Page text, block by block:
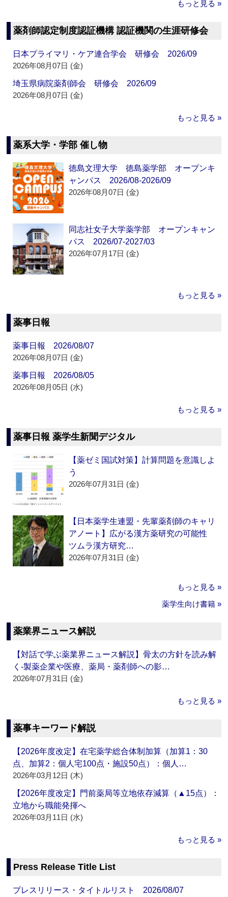
もっと見る »
薬剤師認定制度認証機構 認証機関の生涯研修会
日本プライマリ・ケア連合学会 研修会 2026/09
2026年08月07日 (金)
埼玉県病院薬剤師会 研修会 2026/09
2026年08月07日 (金)
もっと見る »
薬系大学・学部 催し物
徳島文理大学 徳島薬学部 オープンキ
ャンパス 2026/08-2026/09
2026年08月07日 (金)
同志社女子大学薬学部 オープンキャン
パス 2026/07-2027/03
2026年07月17日 (金)
もっと見る »
薬事日報
薬事日報 2026/08/07
2026年08月07日 (金)
薬事日報 2026/08/05
2026年08月05日 (水)
もっと見る »
薬事日報 薬学生新聞デジタル
【薬ゼミ国試対策】計算問題を意識しよ
う
2026年07月31日 (金)
【日本薬学生連盟・先輩薬剤師のキャリ
アノート】広がる漢方薬研究の可能性
ツムラ漢方研究…
2026年07月31日 (金)
もっと見る »
薬学生向け書籍 »
薬業界ニュース解説
【対話で学ぶ薬業界ニュース解説】骨太の方針を読み解
く‐製薬企業や医療、薬局・薬剤師への影…
2026年07月31日 (金)
もっと見る »
薬事キーワード解説
【2026年度改定】在宅薬学総合体制加算（加算1：30
点、加算2：個人宅100点・施設50点）：個人…
2026年03月12日 (木)
【2026年度改定】門前薬局等立地依存減算（▲15点）：
立地から職能発揮へ
2026年03月11日 (水)
もっと見る »
Press Release Title List
プレスリリース・タイトルリスト 2026/08/07